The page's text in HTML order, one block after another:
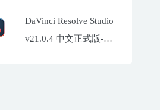
DaVinci Resolve Studio
v21.0.4 中文正式版-达